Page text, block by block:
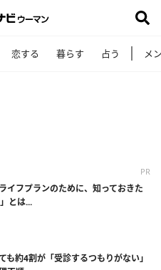
恋する 暮らす 占う メ
PR
イフプランのために、知っておきた
とは...
も約4割が「受診するつもりがない」